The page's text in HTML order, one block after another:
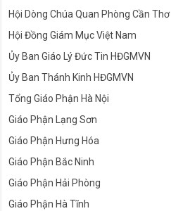
Hội Dòng Chúa Quan Phòng Cần Thơ
Hội Đồng Giám Mục Việt Nam
Ủy Ban Giáo Lý Đức Tin HĐGMVN
Ủy Ban Thánh Kinh HĐGMVN
Tổng Giáo Phận Hà Nội
Giáo Phận Lạng Sơn
Giáo Phận Hưng Hóa
Giáo Phận Bắc Ninh
Giáo Phận Hải Phòng
Giáo Phận Hà Tĩnh